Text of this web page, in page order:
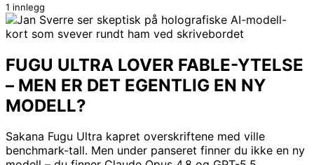
1 innlegg
FUGU ULTRA LOVER FABLE-YTELSE
– MEN ER DET EGENTLIG EN NY
MODELL?
Sakana Fugu Ultra kapret overskriftene med ville
benchmark-tall. Men under panseret finner du ikke en ny